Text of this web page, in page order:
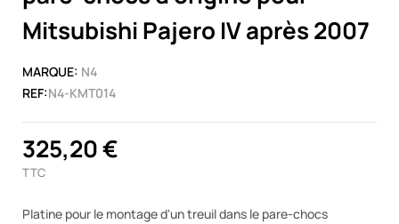
Mitsubishi Pajero IV après 2007
MARQUE: N4
REF:N4-KMT014
325,20 €
TTC
Platine pour le montage d'un treuil dans le pare-chocs